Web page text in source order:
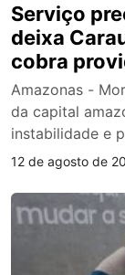
Serviço
deixa
cobra
Amazonas -
da capital
instabilidade e
12 de agosto de